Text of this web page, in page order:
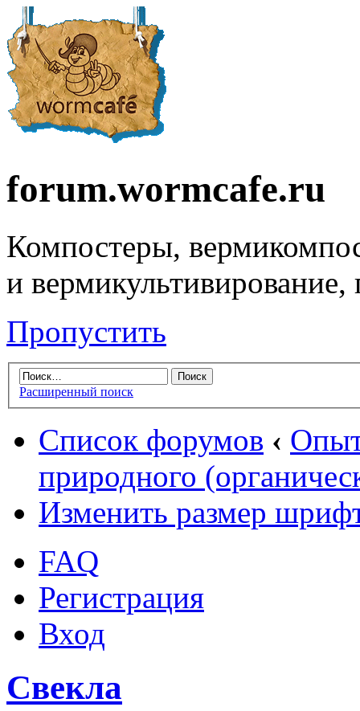
forum.wormcafe.ru
Компостеры,
и
Пропустить
Расширенный поиск
Список форумов ‹
природного
Изменить размер
FAQ
Регистрация
Вход
Свекла